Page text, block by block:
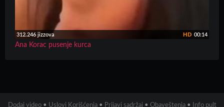
312.246 jizzova 00:14
HD
Ana Korac pusenje kurca
Dodaj video • Uslovi Korišćenja • Prijavi sadržaj • Obaveštenja • Info pult